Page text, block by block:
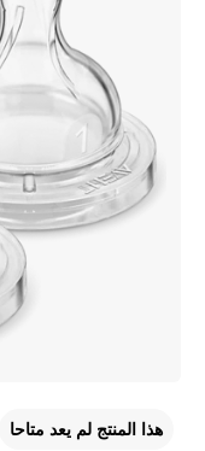
هذا المنتج لم يعد متاحا